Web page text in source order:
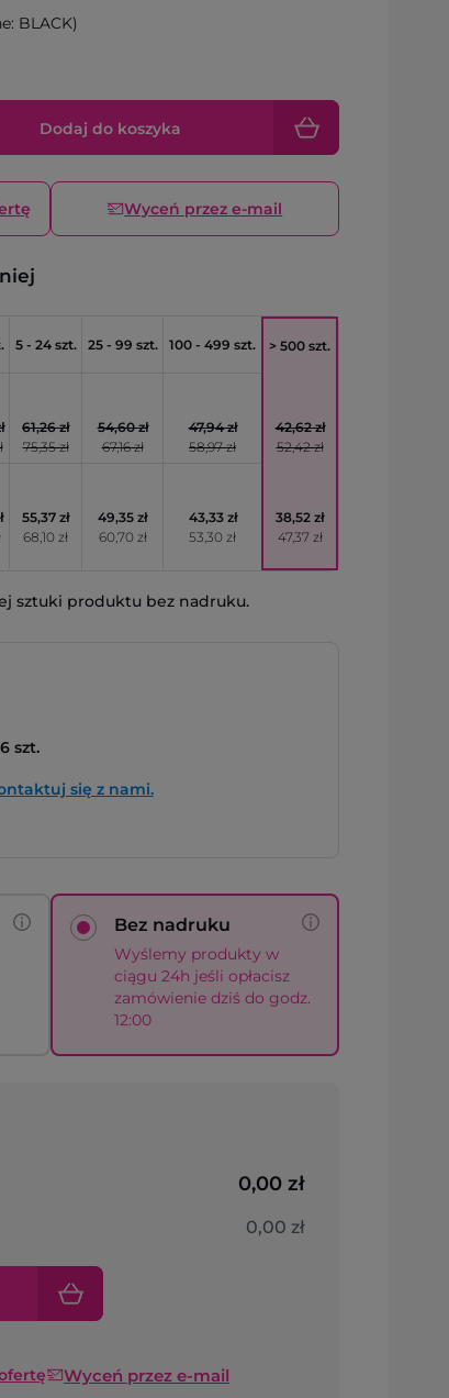
BLACK)
Dodaj do koszyka
Wyceń przez e-mail
5 - 24 szt. 25 - 99 szt. 100 - 499 szt. > 500 szt.
61,26 zł
75,35 zł
54,60 zł
67,16 zł
47,94 zł
58,97 zł
42,62 zł
52,42 zł
55,37 zł
68,10 zł
49,35 zł
60,70 zł
43,33 zł
53,30 zł
38,52 zł
47,37 zł
sztuki produktu bez nadruku.
szt.
się z nami.
Bez nadruku
Wyślemy produkty w
ciągu 24h jeśli opłacisz
zamówienie dziś do godz.
12:00
0,00 zł
0,00 zł
Wyceń przez e-mail